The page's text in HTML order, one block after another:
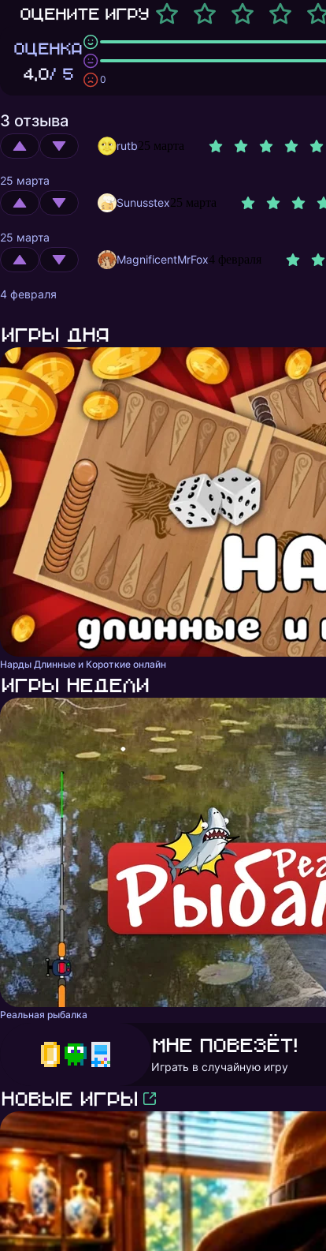
Оцените игру
ОЦЕНКА
4,0/ 5
0
3 отзыва
rutb25 марта
25 марта
Sunusstex25 марта
25 марта
MagnificentMrFox4 февраля
4 февраля
Игры дня
Нарды Длинные и Короткие онлайн
Игры недели
Реальная рыбалка
Мне повезёт!
Играть в случайную игру
Новые игры